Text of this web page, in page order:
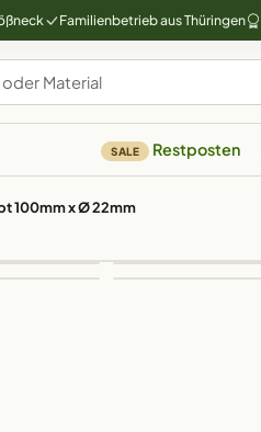
Familienbetrieb aus Thüringen
SALE Restposten
100mm x Ø 22mm